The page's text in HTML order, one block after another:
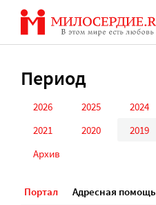
Перейти
содержанию
Период
2026 2025 2024
2021
2020 2019
Архив
Портал Адресная помощь